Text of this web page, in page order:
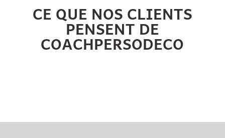
CE QUE NOS CLIENTS
PENSENT DE
COACHPERSODECO